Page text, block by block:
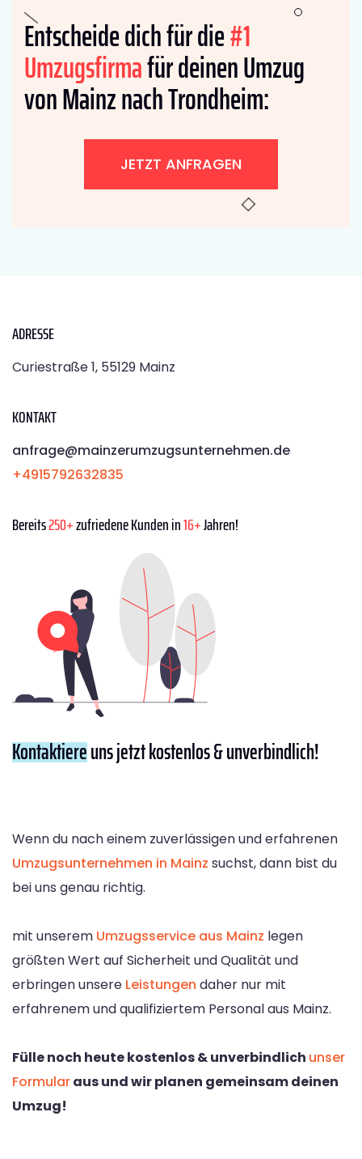
Entscheide dich für die#1
Umzugsfirmafür deinen Umzug
von Mainz nach Trondheim:
JETZT ANFRAGEN
ADRESSE
Curiestraße 1, 55129 Mainz
KONTAKT
anfrage@mainzerumzugsunternehmen.de
+4915792632835
Bereits250+zufriedene Kunden in16+Jahren!
Kontaktiereuns jetzt kostenlos & unverbindlich!
Wenn du nach einem zuverlässigen und erfahrenen
Umzugsunternehmen in Mainz suchst, dann bist du
bei uns genau richtig.
mit unserem Umzugsservice aus Mainz legen
größten Wert auf Sicherheit und Qualität und
erbringen unsere Leistungen daher nur mit
erfahrenem und qualifiziertem Personal aus Mainz.
Fülle noch heute kostenlos & unverbindlich unser
Formularaus und wir planen gemeinsam deinen
Umzug!